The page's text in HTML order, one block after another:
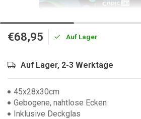
€68,95 Auf Lager
Auf Lager, 2-3 Werktage
45x28x30cm
Gebogene, nahtlose Ecken
Inklusive Deckglas